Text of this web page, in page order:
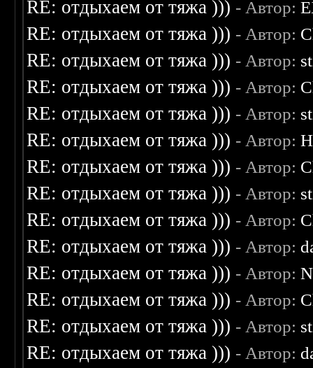
RE: отдыхаем от тяжа ))) - Автор:
RE: отдыхаем от тяжа ))) - Автор:
RE: отдыхаем от тяжа ))) - Автор:
RE: отдыхаем от тяжа ))) - Автор:
RE: отдыхаем от тяжа ))) - Автор:
RE: отдыхаем от тяжа ))) - Автор:
RE: отдыхаем от тяжа ))) - Автор:
RE: отдыхаем от тяжа ))) - Автор:
RE: отдыхаем от тяжа ))) - Автор:
RE: отдыхаем от тяжа ))) - Автор:
RE: отдыхаем от тяжа ))) - Автор:
RE: отдыхаем от тяжа ))) - Автор:
RE: отдыхаем от тяжа ))) - Автор:
RE: отдыхаем от тяжа ))) - Автор: